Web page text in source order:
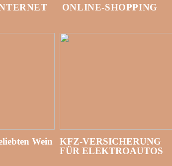
ONLINE-SHOPPING
Wein
KFZ-VERSICHERUNG
FÜR ELEKTROAUTOS